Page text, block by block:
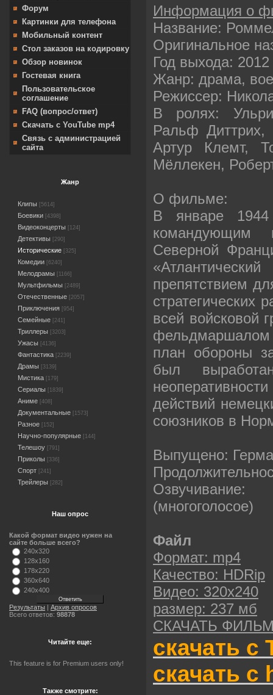
Форум
Картинки для телефона
Мобильный контент
Стол заказов на кодировку
Обзор новинок
Гостевая книга
Пользовательское
соглашение
FAQ (вопрос/ответ)
Скачать с YouTube mp4
Связь с администрацией
сайта
Жанр
Клипы [5614]
Боевики [4398]
Видеоконцерты [124]
Детективы [290]
Исторические [325]
Комедии [6240]
Мелодрамы [1166]
Мультфильмы [2489]
Отечественные [2057]
Приключения [954]
Семейные [241]
Триллеры [3203]
Ужасы [4136]
Фантастика [2239]
Драмы [3139]
Мистика [179]
Сериалы [1839]
Аниме [408]
Документальные [1573]
Разное [152]
Научно-популярные [144]
Телешоу [791]
Приколы [336]
Спорт [241]
Трейлеры [282]
Наш опрос
Какой формат видео нужен на
сайте больше всего?
240x320
128x160
178x220
360x640
240x400
Результаты | Архив опросов
Всего ответов: 98878
Читайте еще:
This feature is for Premium users only!
Также смотрите:
Информация о
Название:
Оригинальное
Год выхода: 2012
Жанр: драма,
Режиссер:
В ролях:
Ральф
Артур Клемт,
Мёллекен,
О фильме:
В январе
Северной
препятствием
стратегических
всей войсковой
план обороны
был
действий
союзников в
Выпущено:
(многоголосое)
Файл
Формат: mp4
Качество: HDRip
Видео: 320х240
размер: 237 мб
СКАЧАТЬ
скачать с
скачать с